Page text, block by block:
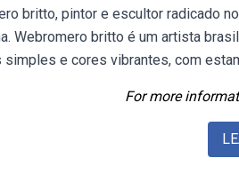
britto, pintor e escultor radicado
Webromero britto é um artista
simples e cores vibrantes, com
For more